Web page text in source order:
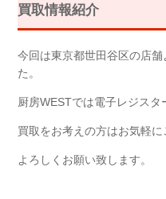
買取情報紹介
今回は東京都世田谷区の店
た。
厨房WESTでは電子レジスタ
買取をお考えの方はお気軽に
よろしくお願い致します。